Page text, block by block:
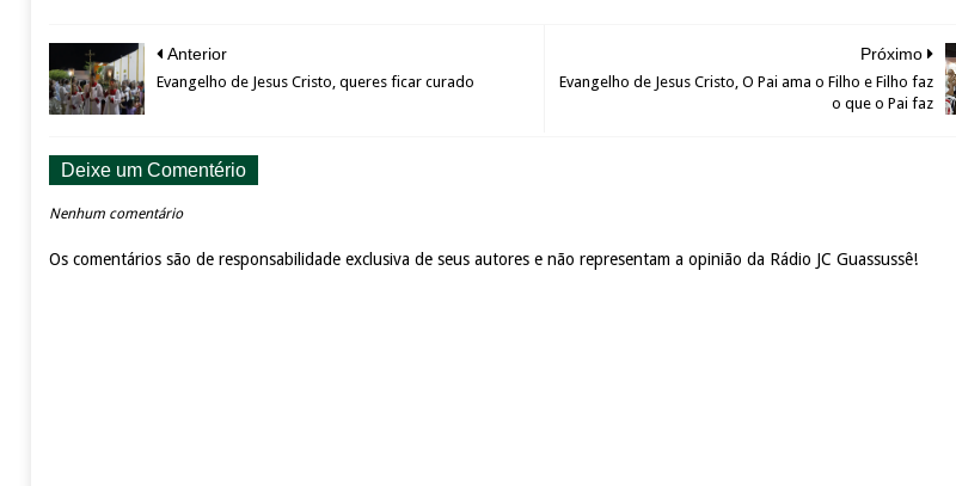
Próximo
Evangelho de Jesus Cristo, O Pai ama o Filho e Filho faz
o que o Pai faz
Anterior
Evangelho de Jesus Cristo, queres ficar curado
Deixe um Comentério
Nenhum comentário
Os comentários são de responsabilidade exclusiva de seus autores e não representam a opinião da Rádio JC Guassussê!